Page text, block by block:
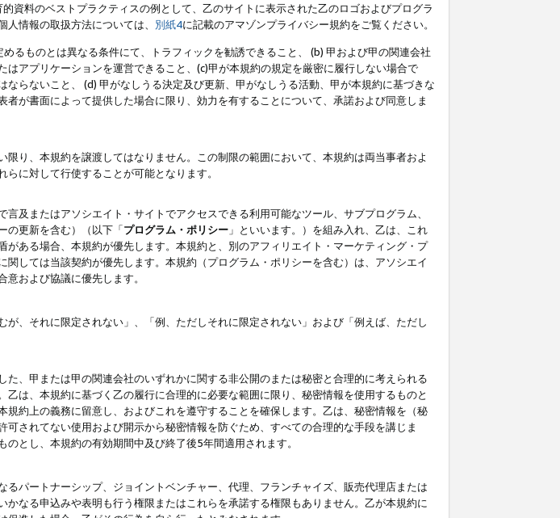
資料のベストプラクティスの例として、乙のサイトに表示された乙のロゴおよびプログラ
情報の取扱方法については、 別紙4に記載のアマゾンプライバシー規約をご覧ください。
るものとは異なる条件にて、トラフィックを勧誘できること、 (b) 甲および甲の関連会社
アプリケーションを運営できること、(c)甲が本規約の規定を厳密に履行しない場合で
らないこと、 (d) 甲がなしうる決定及び更新、甲がなしうる活動、甲が本規約に基づきな
が書面によって提供した場合に限り、効力を有することについて、承諾および同意しま
り、本規約を譲渡してはなりません。この制限の範囲において、本規約は両当事者およ
に対して行使することが可能となります。
及またはアソシエイト・サイトでアクセスできる利用可能なツール、サブプログラム、
の更新を含む）（以下「プログラム・ポリシー 」といいます。）を組み入れ、乙は、これ
ある場合、本規約が優先します。本規約と、別のアフィリエイト・マーケティング・プ
しては当該契約が優先します。本規約（プログラム・ポリシーを含む）は、アソシエイ
および協議に優先します。
、それに限定されない」、「例、ただしそれに限定されない」および「例えば、ただし
、甲または甲の関連会社のいずれかに関する非公開のまたは秘密と合理的に考えられる
乙は、本規約に基づく乙の履行に合理的に必要な範囲に限り、秘密情報を使用するものと
約上の義務に留意し、およびこれを遵守することを確保します。乙は、秘密情報を（秘
されてない使用および開示から秘密情報を防ぐため、すべての合理的な手段を講じま
とし、本規約の有効期間中及び終了後5年間適用されます。
パートナーシップ、ジョイントベンチャー、代理、フランチャイズ、販売代理店または
なる申込みや表明も行う権限またはこれらを承諾する権限もありません。乙が本規約に